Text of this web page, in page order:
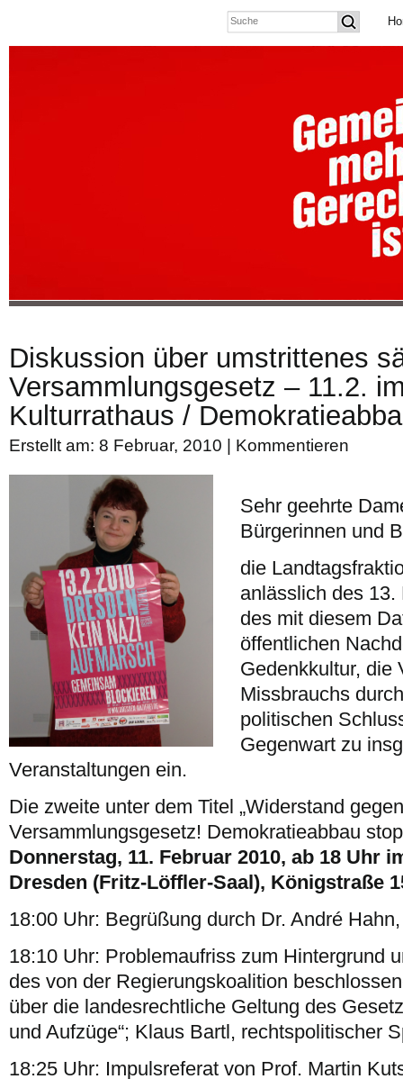
Diskussion über umstrittenes
Versammlungsgesetz – 11.2.
Kulturrathaus /
Erstellt am: 8 Februar, 2010 | Kommentieren
Sehr geehrte
Bürgerinnen und
die
anlässlich des
des mit diesem
öffentlichen
Gedenkkultur, die
Missbrauchs
politischen
Gegenwart zu
Veranstaltungen ein.
Die zweite unter dem Titel „Widerstand
Versammlungsgesetz! Demokratieabbau
Donnerstag, 11. Februar 2010, ab 18 Uhr
Dresden (Fritz-Löffler-Saal), Königstraße
18:00 Uhr: Begrüßung durch Dr. André
18:10 Uhr: Problemaufriss zum Hintergrund
des von der Regierungskoalition
über die landesrechtliche Geltung des
und Aufzüge“; Klaus Bartl, rechtspolitischer
18:25 Uhr: Impulsreferat von Prof. Martin